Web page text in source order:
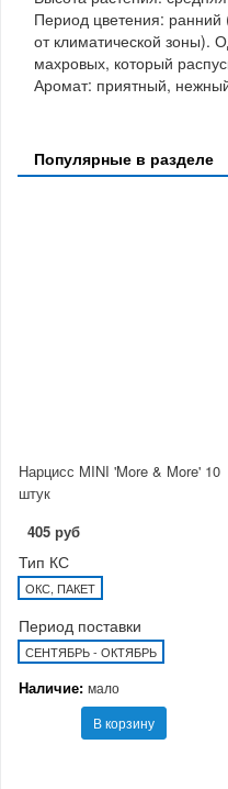
Период цветения:
от климатической зоны).
махровых, который
Аромат: приятный,
Популярные в разделе
Нарцисс MINI 'More & More' 10
штук
405 руб
Тип КС
ОКС, ПАКЕТ
Период поставки
СЕНТЯБРЬ - ОКТЯБРЬ
Наличие: мало
В корзину